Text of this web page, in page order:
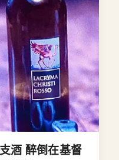
酒 醉倒在基督